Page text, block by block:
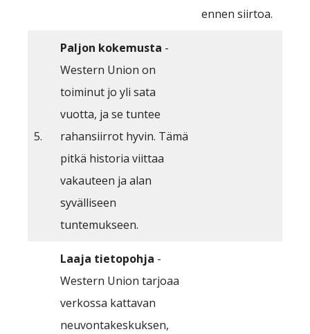
ennen siirtoa.
5.
Paljon kokemusta -
Western Union on
toiminut jo yli sata
vuotta, ja se tuntee
rahansiirrot hyvin. Tämä
pitkä historia viittaa
vakauteen ja alan
syvälliseen
tuntemukseen.
Laaja tietopohja -
Western Union tarjoaa
verkossa kattavan
neuvontakeskuksen,